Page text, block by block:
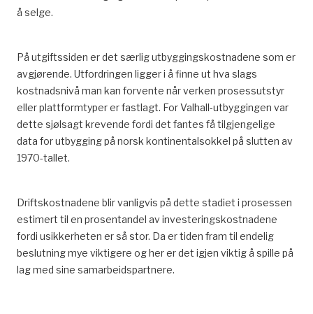
å selge.
På utgiftssiden er det særlig utbyggingskostnadene som er
avgjørende. Utfordringen ligger i å finne ut hva slags
kostnadsnivå man kan forvente når verken prosessutstyr
eller plattformtyper er fastlagt. For Valhall-utbyggingen var
dette sjølsagt krevende fordi det fantes få tilgjengelige
data for utbygging på norsk kontinentalsokkel på slutten av
1970-tallet.
Driftskostnadene blir vanligvis på dette stadiet i prosessen
estimert til en prosentandel av investeringskostnadene
fordi usikkerheten er så stor. Da er tiden fram til endelig
beslutning mye viktigere og her er det igjen viktig å spille på
lag med sine samarbeidspartnere.